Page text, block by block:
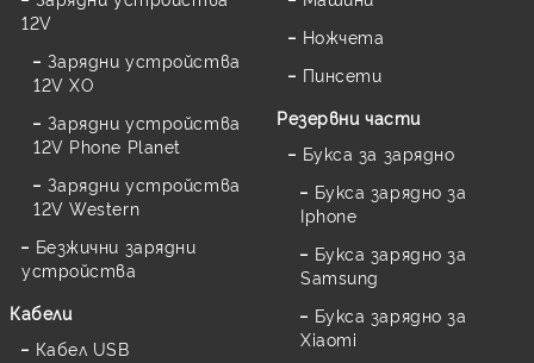
12V
Зарядни устройства
12V XO
Зарядни устройства
12V Phone Planet
Зарядни устройства
12V Western
Безжични зарядни
устройства
Кабели
Кабел USB
Ножчета
Пинсети
Резервни части
Букса за зарядно
Букса зарядно за
Iphone
Букса зарядно за
Samsung
Букса зарядно за
Xiaomi